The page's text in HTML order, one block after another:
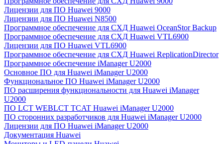
Лицензии для ПО Huawei 9000
Лицензии для ПО Huawei N8500
Программное обеспечение для СХД Huawei OceanStor Backup
Программное обеспечение для СХД Huawei VTL6900
Лицензии для ПО Huawei VTL6900
Программное обеспечение для СХД Huawei ReplicationDirector
Программное обеспечение iManager U2000
Основное ПО для Huawei iManager U2000
Функциональное ПО Huawei iManager U2000
ПО расширения функциональности для Huawei iManager
U2000
ПО LCT WEBLCT TCAT Huawei iManager U2000
ПО сторонних разработчиков для Huawei iManager U2000
Лицензии для ПО Huawei iManager U2000
Документация Huawei